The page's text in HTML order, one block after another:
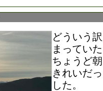
どういう
まってい
ちょうど
きれいだ
した。